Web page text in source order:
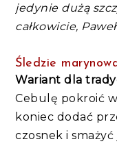
jedynie dużą
całkowicie,
Śledzie
Wariant dla
Cebulę pokroić
koniec dodać
czosnek i